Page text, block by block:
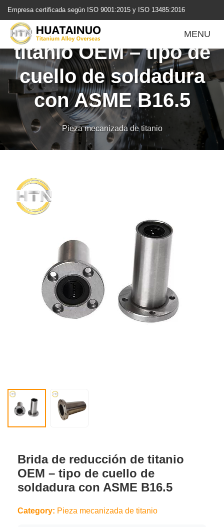
转
容
Empresa certificada según ISO 9001:2015 y ISO 13485:2016
MENU
Brida de reducción de
titanio OEM – tipo de
cuello de soldadura
con ASME B16.5
Pieza mecanizada de titanio
Brida de reducción de titanio
OEM – tipo de cuello de
soldadura con ASME B16.5
Category: Pieza mecanizada de titanio